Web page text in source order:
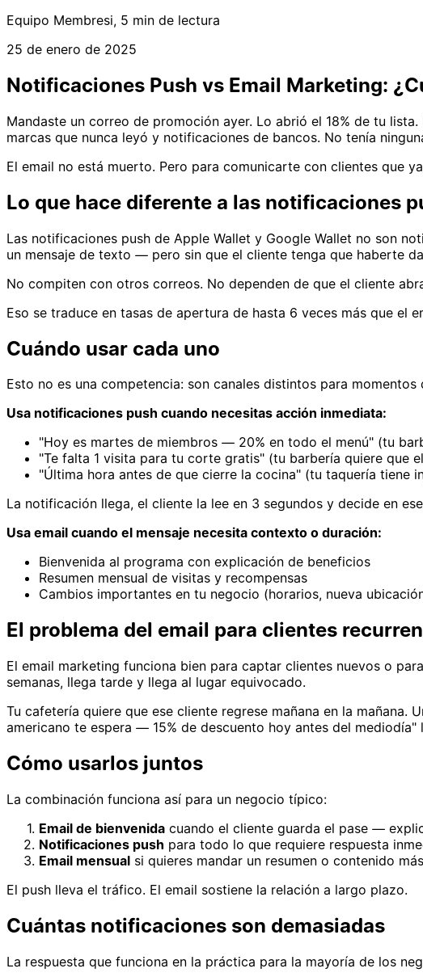
Equipo Membresi, 5 min de lectura
25 de enero de 2025
Notificaciones Push vs Email Marketing:
Mandaste un correo de promoción ayer. Lo abrió el 18% de tu
marcas que nunca leyó y notificaciones de bancos. No tenía
El email no está muerto. Pero para comunicarte con clientes que
Lo que hace diferente a las notificaciones
Las notificaciones push de Apple Wallet y Google Wallet no son
un mensaje de texto — pero sin que el cliente tenga que haberte
No compiten con otros correos. No dependen de que el cliente
Eso se traduce en tasas de apertura de hasta 6 veces más que el
Cuándo usar cada uno
Esto no es una competencia: son canales distintos para momentos
Usa notificaciones push cuando necesitas acción inmediata:
"Hoy es martes de miembros — 20% en todo el menú" (tu
"Te falta 1 visita para tu corte gratis" (tu barbería quiere que
"Última hora antes de que cierre la cocina" (tu taquería tiene
La notificación llega, el cliente la lee en 3 segundos y decide en
Usa email cuando el mensaje necesita contexto o duración:
Bienvenida al programa con explicación de beneficios
Resumen mensual de visitas y recompensas
Cambios importantes en tu negocio (horarios, nueva
El problema del email para clientes
El email marketing funciona bien para captar clientes nuevos o
semanas, llega tarde y llega al lugar equivocado.
Tu cafetería quiere que ese cliente regrese mañana en la mañana.
americano te espera — 15% de descuento hoy antes del mediodía"
Cómo usarlos juntos
La combinación funciona así para un negocio típico:
Email de bienvenida cuando el cliente guarda el pase —
Notificaciones push para todo lo que requiere respuesta
Email mensual si quieres mandar un resumen o contenido
El push lleva el tráfico. El email sostiene la relación a largo plazo.
Cuántas notificaciones son demasiadas
La respuesta que funciona en la práctica para la mayoría de los